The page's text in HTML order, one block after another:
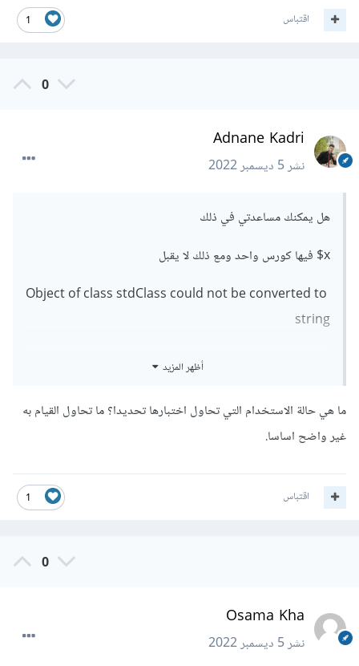
1 اقتباس
0
Adnane Kadri
نشر5 ديسمبر 2022
هل يمكنك مساعدتي في ذلك
x$ فيها كورس واحد ومع ذلك لا يقبل
Object of class stdClass could not be converted to
string
أظهر المزيد
ما هي حالة الاستخدام التي تحاول اختبارها تحديدا؟ ما تحاول القيام به
غير واضح اساسا.
1 اقتباس
0
Osama Kha
نشر5 ديسمبر 2022